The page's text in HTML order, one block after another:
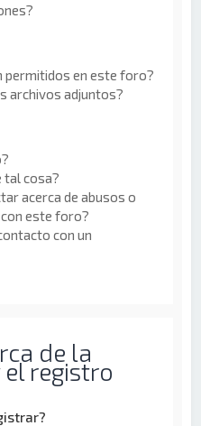
permitidos en este foro?
archivos adjuntos?
tal cosa?
acerca de abusos o
este foro?
con un
de la
registro